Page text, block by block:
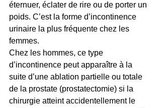
éternuer, éclater de rire ou de porter un
poids. C’est la forme d’incontinence
urinaire la plus fréquente chez les
femmes.
Chez les hommes, ce type
d’incontinence peut apparaître à la
suite d’une ablation partielle ou totale
de la prostate (prostatectomie) si la
chirurgie atteint accidentellement le